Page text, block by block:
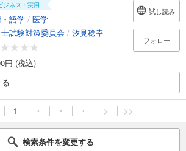
ジネス・実用
語学 / 医学
試験対策委員会 / 汐見稔幸
円 (税込)
試し読み
フォロー
1 ・ ・ ・ > >>
検索条件を変更する